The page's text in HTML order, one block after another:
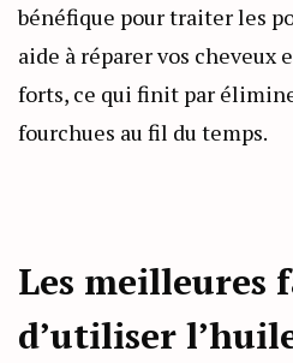
bénéfique pour traiter les
aide à réparer vos cheveux
forts, ce qui finit par
fourchues au fil du temps.
Les meilleures
d’utiliser